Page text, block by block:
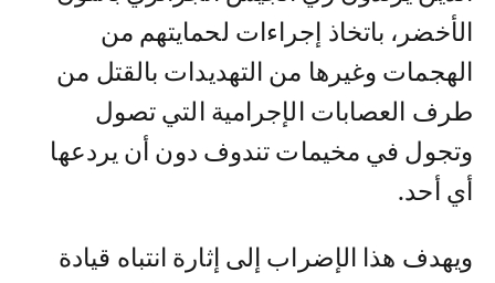
الأخضر، باتخاذ إجراءات لحمايتهم من
الهجمات وغيرها من التهديدات بالقتل من
طرف العصابات الإجرامية التي تصول
وتجول في مخيمات تندوف دون أن يردعها
أي أحد.
ويهدف هذا الإضراب إلى إثارة انتباه قيادة